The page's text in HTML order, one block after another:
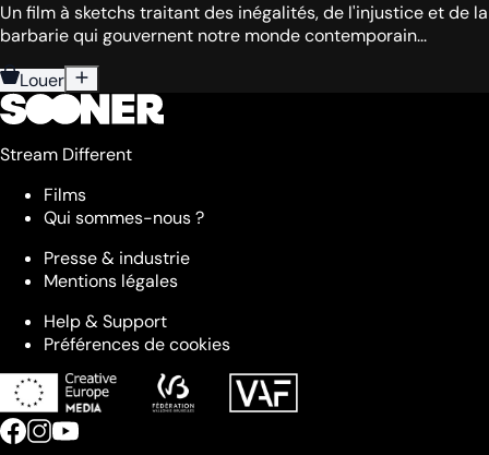
Un film à sketchs traitant des inégalités, de l'injustice et de la
barbarie qui gouvernent notre monde contemporain...
Louer
Stream Different
Films
Qui sommes-nous ?
Presse & industrie
Mentions légales
Help & Support
Préférences de cookies